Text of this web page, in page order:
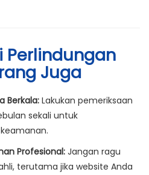
Perlindungan
Juga
Berkala: Lakukan pemeriksaan
sekali untuk
Profesional: Jangan ragu
terutama jika website Anda